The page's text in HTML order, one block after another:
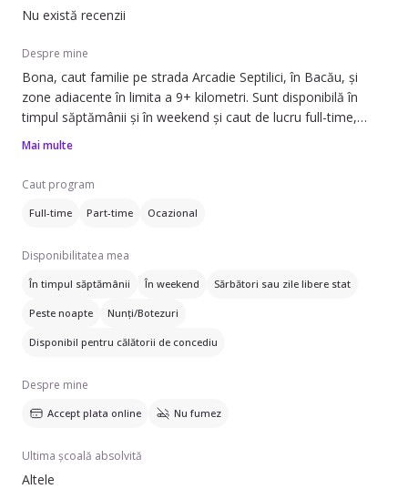
Nu există recenzii
Despre mine
Bona, caut familie pe strada Arcadie Septilici, în Bacău, și
zone adiacente în limita a 9+ kilometri. Sunt disponibilă în
timpul săptămânii și în weekend și caut de lucru full-time,
part-time sau ocazional.
Pot să ofer ajutor cu: îngrijirea copiilor, inclusiv să adoarmă
copilul, băiță, îngrijire copii răciți, pregătirea mâncării și strâns
după copil. Am experiență de 20 de ani în domeniu și pot
ani).
plantelor. Sunt o persoană dedicată și responsabilă, gata să
sprijine familia în nevoile zilnice.
Mai multe
Caut program
Full-time Part-time Ocazional
Disponibilitatea mea
În timpul săptămânii În weekend Sărbători sau zile libere stat
Peste noapte Nunți/Botezuri
Disponibil pentru călătorii de concediu
Despre mine
Accept plata online Nu fumez
Ultima școală absolvită
Altele